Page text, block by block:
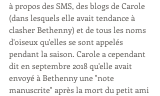
à propos des SMS, des blogs de Carole
(dans lesquels elle avait tendance à
clasher Bethenny) et de tous les noms
d'oiseux qu'elles se sont appelés
pendant la saison. Carole a cependant
dit en septembre 2018 qu'elle avait
envoyé à Bethenny une "note
manuscrite" après la mort du petit ami